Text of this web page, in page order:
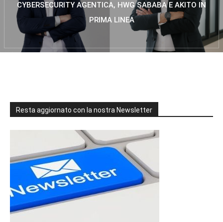
CYBERSECURITY AGENTICA, HWG SABABA E AKITO IN
PRIMA LINEA
Resta aggiornato con la nostra Newsletter